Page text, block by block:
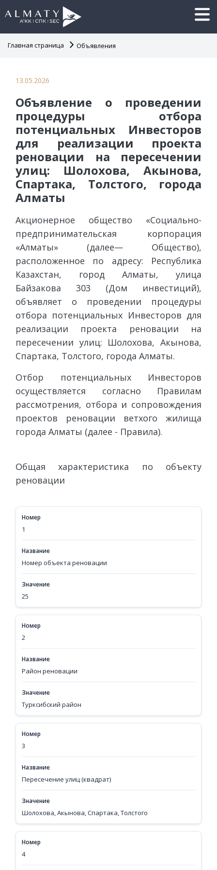
Главная страница Объявления
13.05.2026
Объявление о проведении
процедуры отбора
потенциальных Инвесторов
для реализации проекта
реновации на пересечении
улиц: Шолохова, Акынова,
Спартака, Толстого, города
Алматы
Акционерное общество «Социально-
предпринимательская корпорация
«Алматы» (далее— Общество),
расположенное по адресу: Республика
Казахстан, город Алматы, улица
Байзакова 303 (Дом инвестиций),
объявляет о проведении процедуры
отбора потенциальных Инвесторов для
реализации проекта реновации на
пересечении улиц: Шолохова, Акынова,
Спартака, Толстого, города Алматы.
Отбор потенциальных Инвесторов
осуществляется согласно Правилам
рассмотрения, отбора и сопровождения
проектов реновации ветхого жилища
города Алматы (далее - Правила).
Общая характеристика по объекту
реновации
Номер
1
Название
Номер объекта реновации
Значение
25
Номер
2
Название
Район реновации
Значение
Турксибский район
Номер
3
Название
Пересечение улиц (квадрат)
Значение
Шолохова, Акынова, Спартака, Толстого
Номер
4